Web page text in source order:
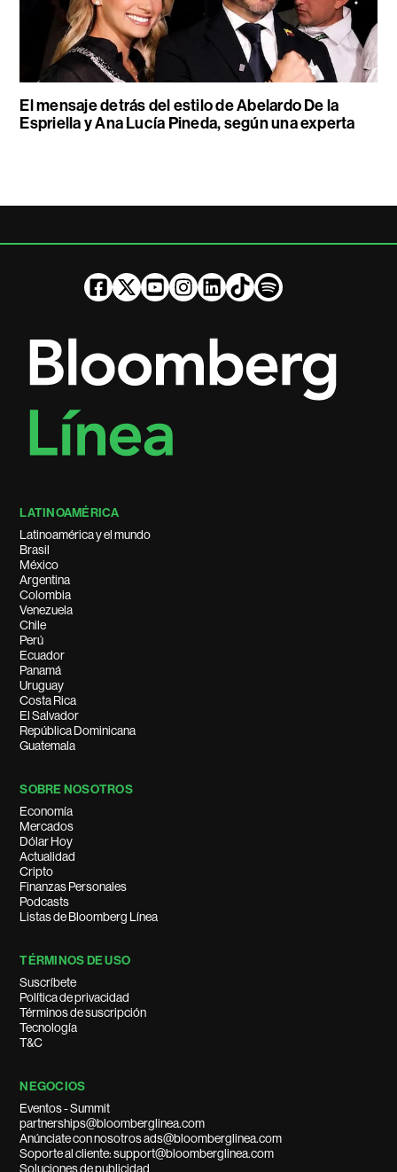
El mensaje detrás del estilo de Abelardo De la
Espriella y Ana Lucía Pineda, según una experta
LATINOAMÉRICA
Latinoamérica y el mundo
Brasil
México
Argentina
Colombia
Venezuela
Chile
Perú
Ecuador
Panamá
Uruguay
Costa Rica
El Salvador
República Dominicana
Guatemala
SOBRE NOSOTROS
Economía
Mercados
Dólar Hoy
Actualidad
Cripto
Finanzas Personales
Podcasts
Listas de Bloomberg Línea
TÉRMINOS DE USO
Suscríbete
Política de privacidad
Términos de suscripción
Tecnología
T&C
NEGOCIOS
Eventos - Summit
partnerships@bloomberglinea.com
Anúnciate con nosotros ads@bloomberglinea.com
Soporte al cliente: support@bloomberglinea.com
Soluciones de publicidad